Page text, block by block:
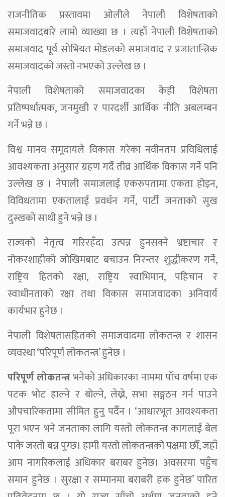
राजनीतिक प्रस्तावमा ओलीले नेपाली विशेषताको
समाजवादबारे लामो व्याख्या छ । त्यहाँ नेपाली विशेषताको
समाजवाद पूर्व सोभियत मोडलको समाजवाद र प्रजातान्त्रिक
समाजवादको जस्तो नभएको उल्लेख छ ।
नेपाली विशेषताको समाजवादका केही विशेषता
प्रतिष्पर्धात्मक, जनमुखी र पारदर्शी आर्थिक नीति अबलम्बन
गर्ने भन्ने छ ।
विश्व मानव समूदायले विकास गरेका नवीनतम प्रविधिलाई
आवश्यकता अनुसार ग्रहण गर्दै तीव्र आर्थिक विकास गर्ने पनि
उल्लेख छ । नेपाली समाजलाई एकरुपतामा एकता होइन,
विविधतामा एकतालाई प्रवर्धन गर्ने, पार्टी जनताको सुख
दुस्खको साथी हुने भन्ने छ ।
राज्यको नेतृत्व गरिरहँदा उत्पन्न हुनसक्ने भ्रष्टाचार र
नोकरशाहीको जोखिमबाट बचाउन निरन्तर शुद्धीकरण गर्ने,
राष्ट्रिय हितको रक्षा, राष्ट्रिय स्वाभिमान, पहिचान र
स्वाधीनताको रक्षा तथा विकास समाजवादका अनिवार्य
कार्यभार हुनेछ ।
नेपाली विशेषतासहितको समाजवादमा लोकतन्त्र र शासन
व्यवस्था ‘परिपूर्ण लोकतन्त्र’ हुनेछ ।
परिपूर्ण लोकतन्त्रभनेको अधिकारका नाममा पाँच वर्षमा एक
पटक भोट हाल्ने र बोल्ने, लेख्ने, सभा सङ्गठन गर्न पाउने
औपचारिकतामा सीमित हुनु पर्दैन । ‘आधारभूत आवश्यकता
पूरा भएन भने जनताका लागि यस्तो लोकतन्त्र कागलाई बेल
पाके जस्तो बन्न पुग्छ। हामी यस्तो लोकतन्त्रको पक्षमा छौँ, जहाँ
आम नागरिकलाई अधिकार बराबर हुनेछ। अवसरमा पहुँच
समान हुनेछ । सुरक्षा र सम्मानमा बराबरी हक हुनेछ’ पारित